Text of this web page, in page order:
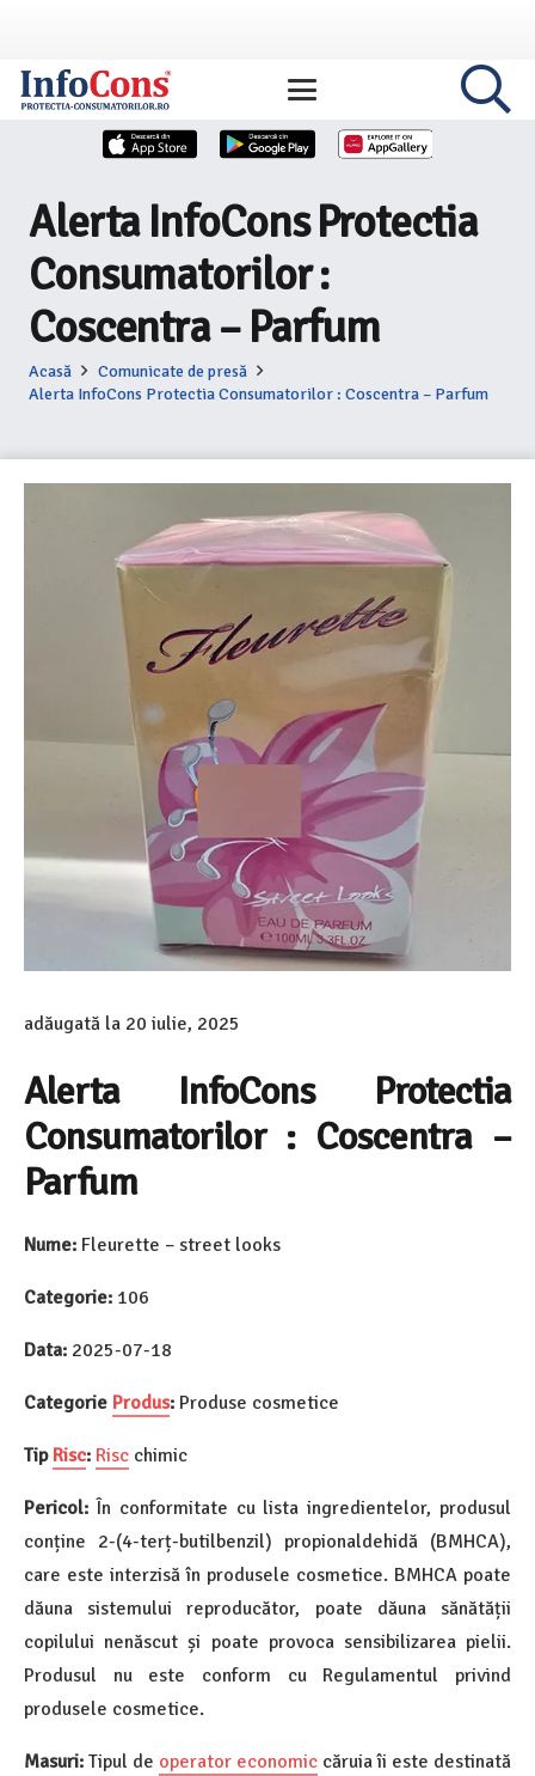
Alerta InfoCons Protectia
Consumatorilor :
Coscentra – Parfum
Acasă
Comunicate de presă
Alerta InfoCons Protectia Consumatorilor : Coscentra – Parfum
adăugată la 20 iulie, 2025
Alerta InfoCons Protectia
Consumatorilor : Coscentra –
Parfum
Nume: Fleurette – street looks
Categorie: 106
Data: 2025-07-18
Categorie Produs: Produse cosmetice
Tip Risc: Risc chimic
Pericol: În conformitate cu lista ingredientelor, produsul
conține 2-(4-terț-butilbenzil) propionaldehidă (BMHCA),
care este interzisă în produsele cosmetice. BMHCA poate
dăuna sistemului reproducător, poate dăuna sănătății
copilului nenăscut și poate provoca sensibilizarea pielii.
Produsul nu este conform cu Regulamentul privind
produsele cosmetice.
Masuri: Tipul de operator economic căruia îi este destinată